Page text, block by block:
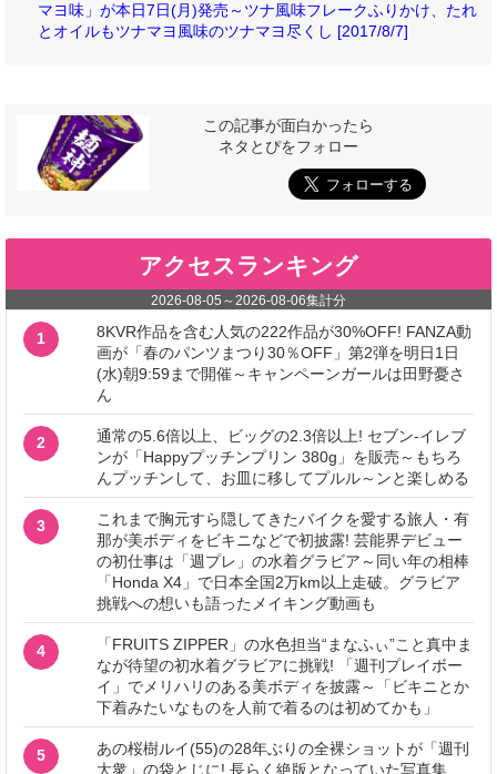
マヨ味」が本日7日(月)発売～ツナ風味フレークふりかけ、たれ
とオイルもツナマヨ風味のツナマヨ尽くし [2017/8/7]
この記事が面白かったら
ネタとぴをフォロー
アクセスランキング
2026-08-05 ～2026-08-06集計分
1
8KVR作品を含む人気の222作品が30%OFF! FANZA動
画が「春のパンツまつり30％OFF」第2弾を明日1日
(水)朝9:59まで開催～キャンペーンガールは田野憂さ
ん
2
通常の5.6倍以上、ビッグの2.3倍以上! セブン‐イレブ
ンが「Happyプッチンプリン 380g」を販売～もちろ
んプッチンして、お皿に移してプルル～ンと楽しめる
3
これまで胸元すら隠してきたバイクを愛する旅人・有
那が美ボディをビキニなどで初披露! 芸能界デビュー
の初仕事は「週プレ」の水着グラビア～同い年の相棒
「Honda X4」で日本全国2万km以上走破。グラビア
挑戦への想いも語ったメイキング動画も
4
「FRUITS ZIPPER」の水色担当“まなふぃ”こと真中ま
なが待望の初水着グラビアに挑戦! 「週刊プレイボー
イ」でメリハリのある美ボディを披露～「ビキニとか
下着みたいなものを人前で着るのは初めてかも」
5
あの桜樹ルイ(55)の28年ぶりの全裸ショットが「週刊
大衆」の袋とじに! 長らく絶版となっていた写真集